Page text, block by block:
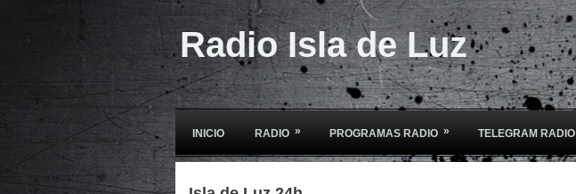
Radio Isla de Luz
INICIO RADIO » PROGRAMAS RADIO » TELEGRAM RADIO